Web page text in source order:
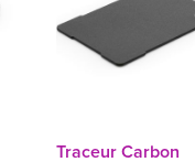
Traceur Carbon